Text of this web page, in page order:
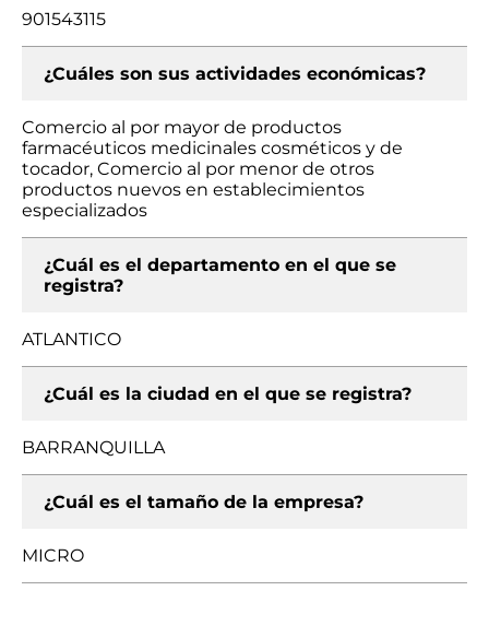
901543115
¿Cuáles son sus actividades económicas?
Comercio al por mayor de productos
farmacéuticos medicinales cosméticos y de
tocador, Comercio al por menor de otros
productos nuevos en establecimientos
especializados
¿Cuál es el departamento en el que se
registra?
ATLANTICO
¿Cuál es la ciudad en el que se registra?
BARRANQUILLA
¿Cuál es el tamaño de la empresa?
MICRO